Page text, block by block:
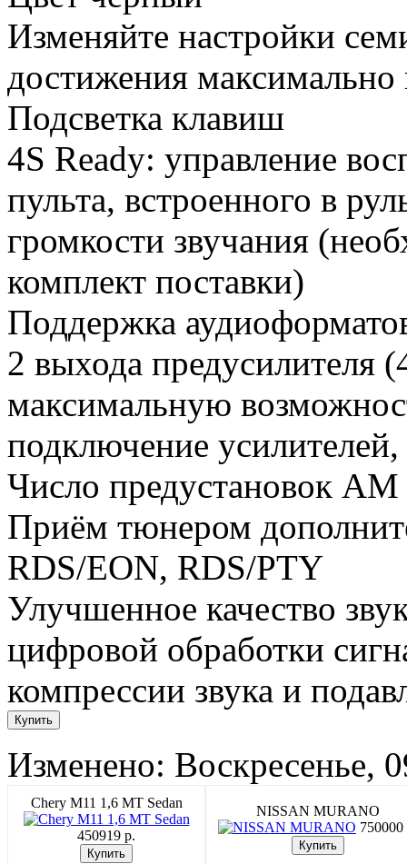
Изменяйте настройки
достижения максимально
Подсветка клавиш
4S Ready: управление
пульта, встроенного в
громкости звучания
комплект поставки)
Поддержка
2 выхода предусилителя
максимальную
подключение
Число предустановок AM
Приём тюнером
RDS/EON, RDS/PTY
Улучшенное качество
цифровой обработки
компрессии звука и
Изменено: Воскресенье,
Chery M11 1,6 MT Sedan
450919 p.
NISSAN MURANO
750000